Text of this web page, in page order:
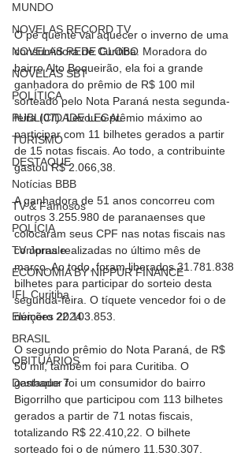
MUNDO
NOVELAS RECORD TV
NOVELAS REDE GLOBO
NOVELAS SBT
POLÍTICA
PUBLICIDADE LEGAL
TURISMO
DESTAQUE
Notícias BBB
TV & Famosos
POLÍCIA
TV Jornale
ECONOMIA BY NIPPUR FINANCE
IFL Curitiba
Eleições 2024
BRASIL
OBITUÁRIOS
Destaque 7
O pé quente vai aquecer o inverno de uma
consumidora de Curitiba. Moradora do
bairro Alto Boqueirão, ela foi a grande
ganhadora do prêmio de R$ 100 mil
sorteado pelo Nota Paraná nesta segunda-
feira (07). Levou o prêmio máximo ao
participar com 11 bilhetes gerados a partir
de 15 notas fiscais. Ao todo, a contribuinte
gastou R$ 2.066,38.
A ganhadora de 51 anos concorreu com
outros 3.255.980 de paranaenses que
colocaram seus CPF nas notas fiscais nas
compras realizadas no último mês de
março. Ao todo, foram liberados 31.781.838
bilhetes para participar do sorteio desta
segunda-feira. O tíquete vencedor foi o de
número 22.103.853.
O segundo prêmio do Nota Paraná, de R$
50 mil, também foi para Curitiba. O
ganhador foi um consumidor do bairro
Bigorrilho que participou com 113 bilhetes
gerados a partir de 71 notas fiscais,
totalizando R$ 22.410,22. O bilhete
sorteado foi o de número 11.530.307.